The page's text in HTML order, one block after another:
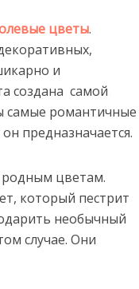
цветы.
и
создана самой
самые романтичные
предназначается.
родным цветам.
который пестрит
необычный
случае. Они